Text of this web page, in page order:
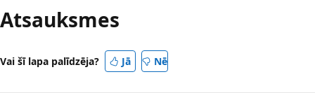
režīms
ir
Atsauksmes
Vai šī lapa palīdzēja? Jā Nē